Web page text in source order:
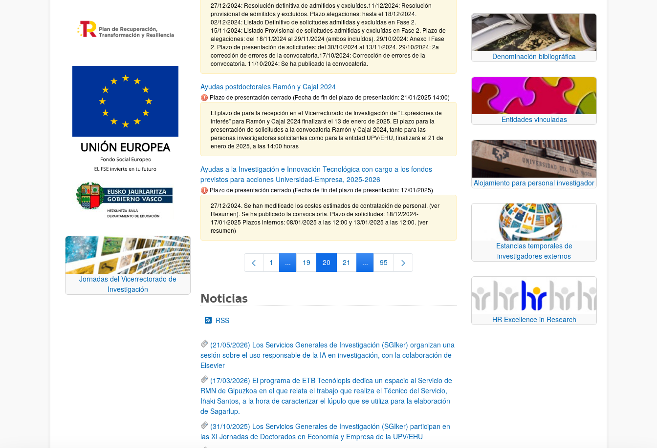
Jornadas del Vicerrectorado de
Investigación
27/12/2024: Resolución definitiva de admitidos y excluídos.11/12/2024: Resolución
provisional de admitidos y excluídos. Plazo alegaciones: hasta el 18/12/2024.
02/12/2024: Listado Definitivo de solicitudes admitidas y excluídas en Fase 2.
15/11/2024: Listado Provisional de solicitudes admitidas y excluídas en Fase 2. Plazo de
alegaciones: del 18/11/2024 al 29/11/2024 (ambos incluídos). 29/10/2024: Anexo I Fase
2. Plazo de presentación de solicitudes: del 30/10/2024 al 13/11/2024. 29/10/2024: 2a
corrección de errores de la convocatoria.17/10/2024: Corrección de errores de la
convocatoria. 11/10/2024: Se ha publicado la convocatoria.
Ayudas postdoctorales Ramón y Cajal 2024
Plazo de presentación cerrado (Fecha de fin del plazo de presentación: 21/01/2025 14:00)
El plazo de para la recepción en el Vicerrectorado de Investigación de “Expresiones de
interés” para Ramón y Cajal 2024 finalizará el 13 de enero de 2025. El plazo para la
presentación de solicitudes a la convocatoria Ramón y Cajal 2024, tanto para las
personas investigadoras solicitantes como para la entidad UPV/EHU, finalizará el 21 de
enero de 2025, a las 14:00 horas
Ayudas a la Investigación e Innovación Tecnológica con cargo a los fondos
previstos para acciones Universidad-Empresa, 2025-2026
Plazo de presentación cerrado (Fecha de fin del plazo de presentación: 17/01/2025)
27/12/2024. Se han modificado los costes estimados de contratación de personal. (ver
Resumen). Se ha publicado la convocatoria. Plazo de solicitudes: 18/12/2024-
17/01/2025 Plazos internos: 08/01/2025 a las 12:00 y 13/01/2025 a las 12:00. (ver
resumen)
Página
1 ...Páginas intermedias Use TAB para desplazarse.
Página
19 Página
20 Página
21 ...Páginas intermedias Use TAB para desplazarse.
Página
95
Noticias
RSS
(21/05/2026) Los Servicios Generales de Investigación (SGIker) organizan una
sesión sobre el uso responsable de la IA en investigación, con la colaboración de
Elsevier
(17/03/2026) El programa de ETB Tecnólopis dedica un espacio al Servicio de
RMN de Gipuzkoa en el que relata el trabajo que realiza el Técnico del Servicio,
Iñaki Santos, a la hora de caracterizar el lúpulo que se utiliza para la elaboración
de Sagarlup.
(31/10/2025) Los Servicios Generales de Investigación (SGIker) participan en
las XI Jornadas de Doctorados en Economía y Empresa de la UPV/EHU
Denominación bibliográfica
Entidades vinculadas
Alojamiento para personal investigador
Estancias temporales de
investigadores externos
HR Excellence in Research